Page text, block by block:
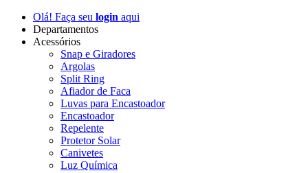
Olá! Faça seu login aqui
Departamentos
Acessórios
Snap e Giradores
Argolas
Split Ring
Afiador de Faca
Luvas para Encastoador
Encastoador
Repelente
Protetor Solar
Canivetes
Luz Química